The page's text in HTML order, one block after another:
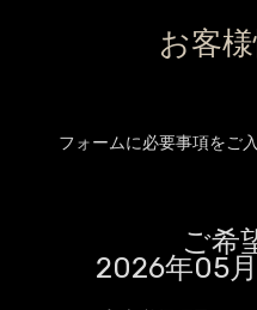
お客
フォームに必要事項をご
ご希
2026年05